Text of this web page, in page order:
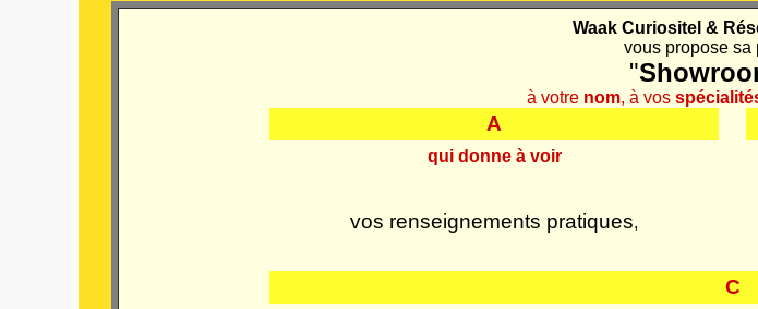
Waak Curiositel &
vous propose sa
"
à votre nom, à vos
A
qui donne à voir
vos renseignements pratiques,
C